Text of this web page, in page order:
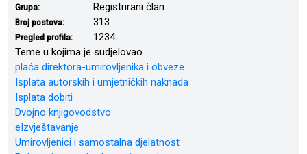
Grupa: Registrirani član
Broj postova: 313
Pregled profila:
1234
Teme u kojima je sudjelovao
plaća direktora-umirovljenika i obveze
Isplata autorskih i umjetničkih naknada
Isplata dobiti
Dvojno knjigovodstvo
eIzvještavanje
Umirovljenici i samostalna djelatnost